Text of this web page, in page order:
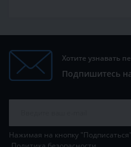
Хотите узнавать
Подпишитесь
Нажимая на кнопку